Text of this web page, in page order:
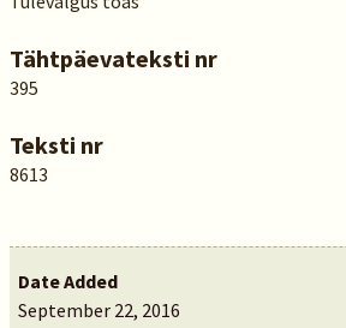
Tähtpäevateksti nr
395
Teksti nr
8613
Date Added
September 22, 2016